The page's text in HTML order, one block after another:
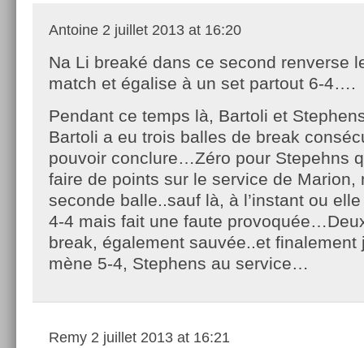
Antoine 2 juillet 2013 at 16:20
Na Li breaké dans ce second renverse
match et égalise à un set partout 6-4….
Pendant ce temps là, Bartoli et
Bartoli a eu trois balles de break
pouvoir conclure…Zéro pour Stepehns
faire de points sur le service de Marion,
seconde balle..sauf là, à l’instant ou
4-4 mais fait une faute
break, également sauvée..et finalement
mène 5-4, Stephens au service…
Remy 2 juillet 2013 at 16:21